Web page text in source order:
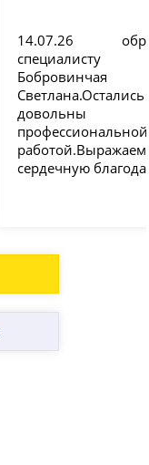
14.07.26
Бобровинчая
профессиональной
работой.Выражаем
сердечную